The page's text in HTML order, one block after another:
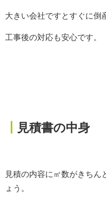
大きい会社ですとすぐに倒
工事後の対応も安心です。
見積書の中身
見積の内容に㎡数がきちん
ょう。